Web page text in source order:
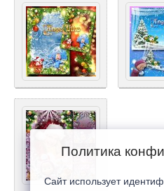
Политика
Сайт использует